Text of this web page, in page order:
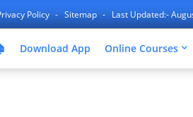
Policy Sitemap Last Updated:-
Download App Online Courses